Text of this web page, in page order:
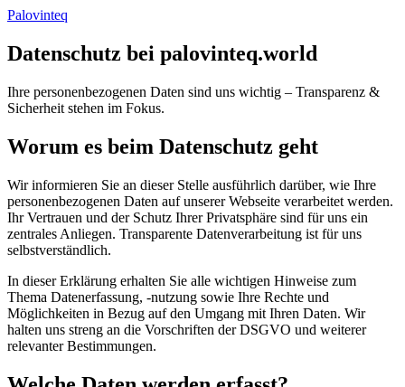
Palovinteq
Datenschutz bei palovinteq.world
Ihre personenbezogenen Daten sind uns wichtig – Transparenz &
Sicherheit stehen im Fokus.
Worum es beim Datenschutz geht
Wir informieren Sie an dieser Stelle ausführlich darüber, wie Ihre
personenbezogenen Daten auf unserer Webseite verarbeitet werden.
Ihr Vertrauen und der Schutz Ihrer Privatsphäre sind für uns ein
zentrales Anliegen. Transparente Datenverarbeitung ist für uns
selbstverständlich.
In dieser Erklärung erhalten Sie alle wichtigen Hinweise zum
Thema Datenerfassung, -nutzung sowie Ihre Rechte und
Möglichkeiten in Bezug auf den Umgang mit Ihren Daten. Wir
halten uns streng an die Vorschriften der DSGVO und weiterer
relevanter Bestimmungen.